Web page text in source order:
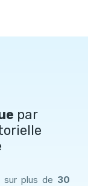
par
sur plus de 30